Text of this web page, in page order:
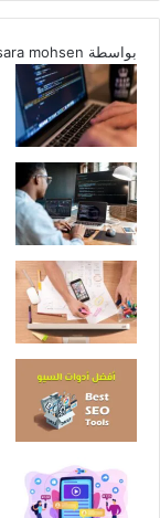
بواسطة sara mohsen